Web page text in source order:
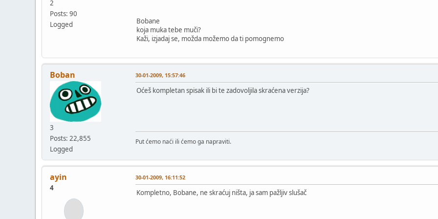
2
Posts: 90
Logged
Bobane
koja muka tebe muči?
Kaži, izjadaj se, možda možemo da ti pomognemo
Boban
3
Posts: 22,855
Logged
30-01-2009, 15:57:46
Oćeš kompletan spisak ili bi te zadovoljila skraćena verzija?
Put ćemo naći ili ćemo ga napraviti.
ayin
4
30-01-2009, 16:11:52
Kompletno, Bobane, ne skraćuj ništa, ja sam pažljiv slušač